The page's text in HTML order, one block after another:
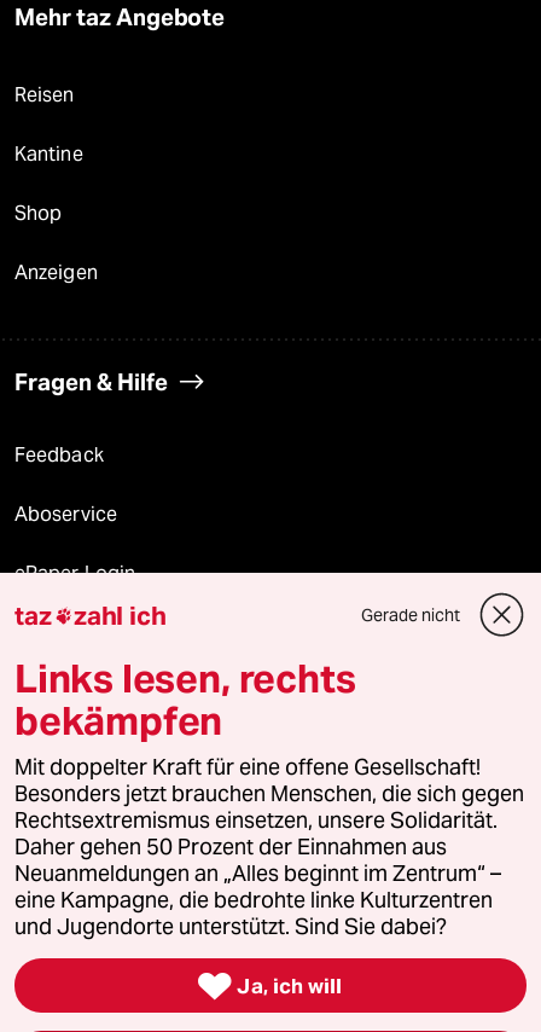
Mehr taz Angebote
Reisen
Kantine
Shop
Anzeigen
Fragen & Hilfe
Feedback
Aboservice
ePaper Login
Downloads für Abonnierende
© 2026 taz Verlags und Vertriebs GmbH
Alle Rechte vorbehalten. Bei rechtlichen Fragen oder für Genehmigungen
wenden Sie sich bitte an
lizenzen@taz.de
Feedback Redaktionsstatut Kommune-Richtlinien
Leitlinie Informant Datenschutz Impressum AGB
Seitenwende Einwilligungen widerrufen (Ads)
taz zahl ich Gerade nicht
Links lesen, rechts
bekämpfen
Mit doppelter Kraft für eine offene Gesellschaft!
Besonders jetzt brauchen Menschen, die sich gegen
Rechtsextremismus einsetzen, unsere Solidarität.
Daher gehen 50 Prozent der Einnahmen aus
Neuanmeldungen an „Alles beginnt im Zentrum“ –
eine Kampagne, die bedrohte linke Kulturzentren
und Jugendorte unterstützt. Sind Sie dabei?
 Ja, ich will